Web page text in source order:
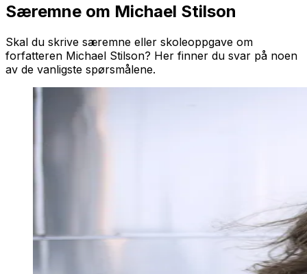
Særemne om Michael Stilson
Skal du skrive særemne eller skoleoppgave om
forfatteren Michael Stilson? Her finner du svar på noen
av de vanligste spørsmålene.